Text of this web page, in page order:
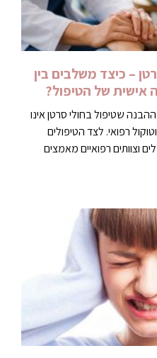
– כיצד משלבים בין
של הטיפול?
שטיפול בחולי סרטן אינו
רפואי. לצד הטיפולים
וצוותים רפואיים מאמצים